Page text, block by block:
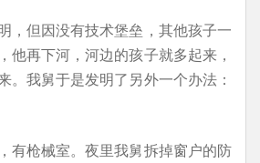
，但因没有技术堡垒，其他孩子一
他再下河，河边的孩子就多起来，
。我舅于是发明了另外一个办法：
有枪械室。夜里我舅拆掉窗户的防